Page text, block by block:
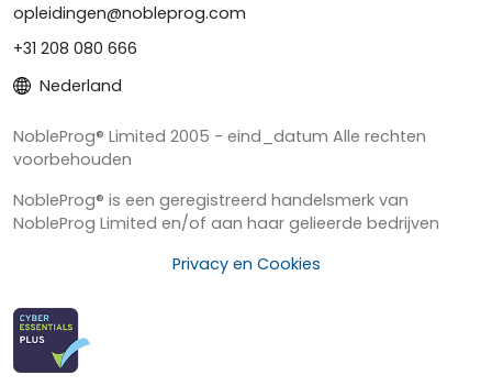
opleidingen@nobleprog.com
+31 208 080 666
Nederland
NobleProg® Limited 2005 - eind_datum Alle rechten
voorbehouden
NobleProg® is een geregistreerd handelsmerk van
NobleProg Limited en/of aan haar gelieerde bedrijven
Privacy en Cookies